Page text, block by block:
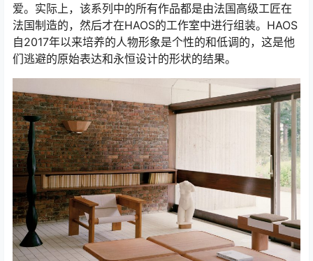
爱。实际上，该系列中的所有作品都是由法国高级工匠在
法国制造的，然后才在HAOS的工作室中进行组装。HAOS
自2017年以来培养的人物形象是个性的和低调的，这是他
们逃避的原始表达和永恒设计的形状的结果。